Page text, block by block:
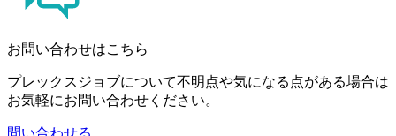
お問い合わせはこちら
プレックスジョブについて不明点や気になる点がある場合は
お気軽にお問い合わせください。